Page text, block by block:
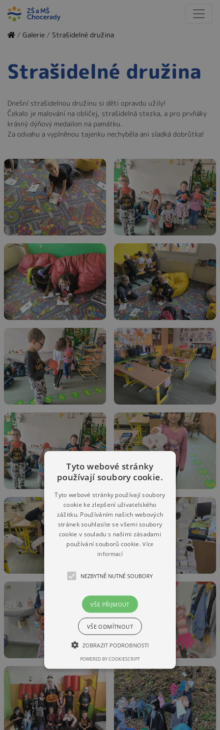
/ Galerie / Strašidelné družina
Strašidelné družina
Dnešní strašidelnou družinu si děti opravdu užily!
Čekalo je malování na obličej, strašidelná stezka, a pro prvňáky
krásný dýňový medailon na památku.
Za odvahu a vyplněnou tajenku nechyběla ani sladká dobrůtka!
Tyto webové stránky
používají soubory cookie.
Tyto webové stránky používají soubory
cookie ke zlepšení uživatelského
zážitku. Používáním našich webových
stránek souhlasíte se všemi soubory
cookie v souladu s našimi zásadami
používání souborů cookie.Více
informací
NEZBYTNĚ NUTNÉ SOUBORY
VŠE PŘIJMOUT
VŠE ODMÍTNOUT
ZOBRAZIT PODROBNOSTI
POWERED BY COOKIESCRIPT